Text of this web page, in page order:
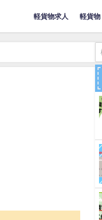
軽貨物求人 軽貨物